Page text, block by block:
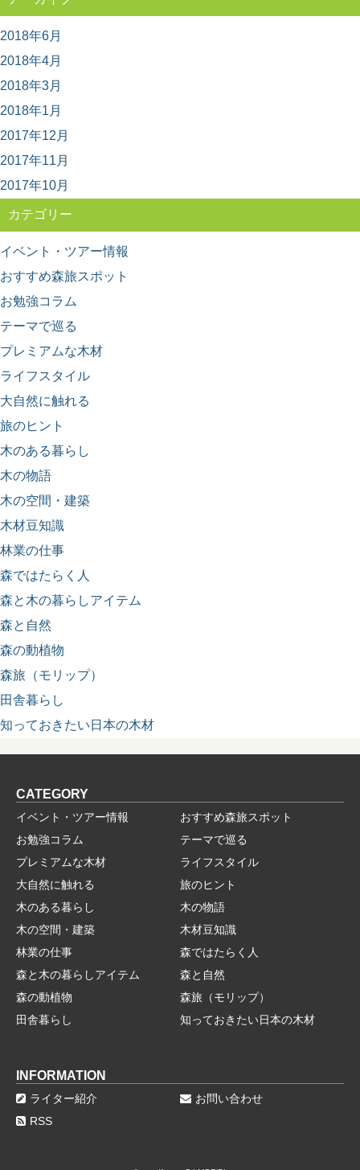
秋田杉、吉野杉と並んで”日本三大杉美林”とされる、高知
2018年6月
2018年4月
2018年3月
2018年1月
2017年12月
2017年11月
2017年10月
カテゴリー
イベント・ツアー情報
おすすめ森旅スポット
お勉強コラム
テーマで巡る
プレミアムな木材
ライフスタイル
大自然に触れる
旅のヒント
木のある暮らし
木の物語
木の空間・建築
木材豆知識
林業の仕事
森ではたらく人
森と木の暮らしアイテム
森と自然
森の動植物
森旅（モリップ）
田舎暮らし
知っておきたい日本の木材
CATEGORY
イベント・ツアー情報
おすすめ森旅スポット
お勉強コラム
テーマで巡る
プレミアムな木材
ライフスタイル
大自然に触れる
旅のヒント
木のある暮らし
木の物語
木の空間・建築
木材豆知識
林業の仕事
森ではたらく人
森と木の暮らしアイテム
森と自然
森の動植物
森旅（モリップ）
田舎暮らし
知っておきたい日本の木材
INFORMATION
ライター紹介
お問い合わせ
RSS